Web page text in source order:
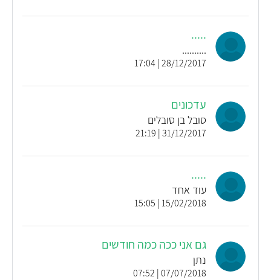
.....
..........
28/12/2017 | 17:04
עדכונים
סובל בן סובלים
31/12/2017 | 21:19
.....
עוד אחד
15/02/2018 | 15:05
גם אני ככה כמה חודשים
נתן
07/07/2018 | 07:52